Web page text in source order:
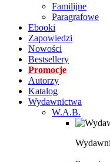
Familijne
Paragrafowe
Ebooki
Zapowiedzi
Nowości
Bestsellery
Promocje
Autorzy
Katalog
Wydawnictwa
W.A.B.